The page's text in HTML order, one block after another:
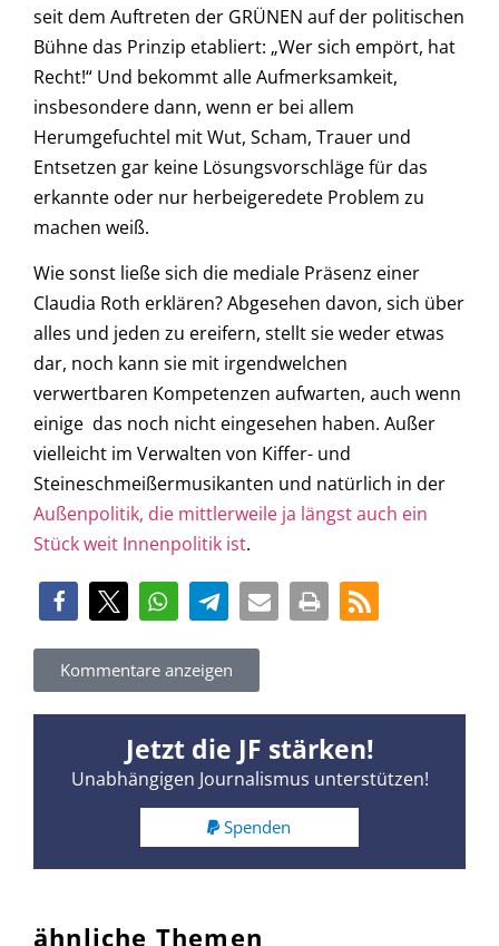
seit dem Auftreten der GRÜNEN auf der politischen
Bühne das Prinzip etabliert: „Wer sich empört, hat
Recht!“ Und bekommt alle Aufmerksamkeit,
insbesondere dann, wenn er bei allem
Herumgefuchtel mit Wut, Scham, Trauer und
Entsetzen gar keine Lösungsvorschläge für das
erkannte oder nur herbeigeredete Problem zu
machen weiß.
Wie sonst ließe sich die mediale Präsenz einer
Claudia Roth erklären? Abgesehen davon, sich über
alles und jeden zu ereifern, stellt sie weder etwas
dar, noch kann sie mit irgendwelchen
verwertbaren Kompetenzen aufwarten, auch wenn
einige das noch nicht eingesehen haben. Außer
vielleicht im Verwalten von Kiffer- und
Steineschmeißermusikanten und natürlich in der
Außenpolitik, die mittlerweile ja längst auch ein
Stück weit Innenpolitik ist.
Kommentare anzeigen
Jetzt die JF stärken!
Unabhängigen Journalismus unterstützen!
Spenden
ähnliche Themen